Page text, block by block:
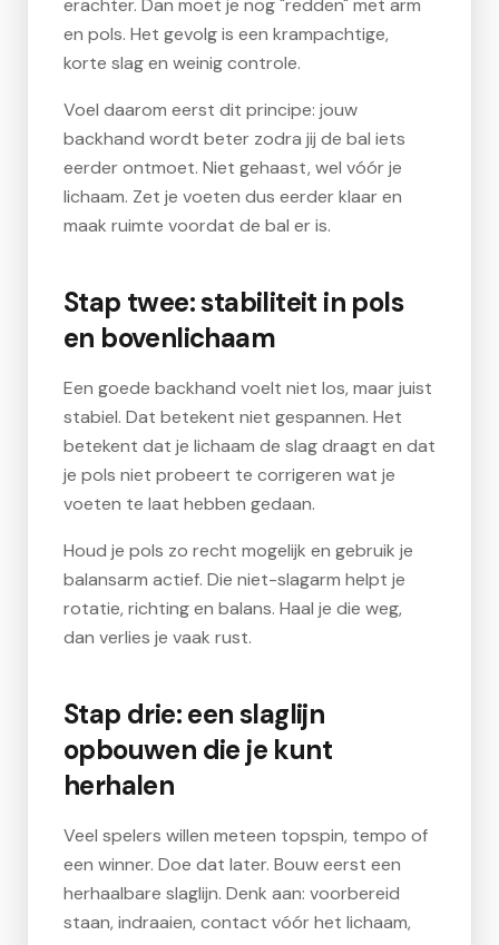
erachter. Dan moet je nog "redden" met arm
en pols. Het gevolg is een krampachtige,
korte slag en weinig controle.
Voel daarom eerst dit principe: jouw
backhand wordt beter zodra jij de bal iets
eerder ontmoet. Niet gehaast, wel vóór je
lichaam. Zet je voeten dus eerder klaar en
maak ruimte voordat de bal er is.
Stap twee: stabiliteit in pols
en bovenlichaam
Een goede backhand voelt niet los, maar juist
stabiel. Dat betekent niet gespannen. Het
betekent dat je lichaam de slag draagt en dat
je pols niet probeert te corrigeren wat je
voeten te laat hebben gedaan.
Houd je pols zo recht mogelijk en gebruik je
balansarm actief. Die niet-slagarm helpt je
rotatie, richting en balans. Haal je die weg,
dan verlies je vaak rust.
Stap drie: een slaglijn
opbouwen die je kunt
herhalen
Veel spelers willen meteen topspin, tempo of
een winner. Doe dat later. Bouw eerst een
herhaalbare slaglijn. Denk aan: voorbereid
staan, indraaien, contact vóór het lichaam,